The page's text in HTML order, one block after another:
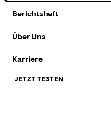
Berichtsheft
Über Uns
Karriere
JETZT TESTEN